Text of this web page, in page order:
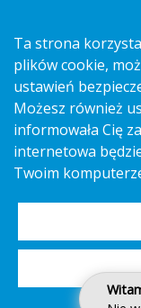
Katalog
Skontaktuj
Informacja na
Cookies
Copyright 2026
Ta strona
plików cookie,
ustawień
Możesz również
informowała Cię
internetowa
Twoim